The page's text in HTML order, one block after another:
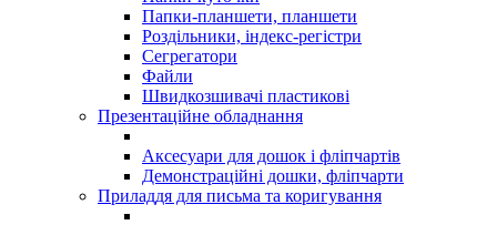
Папки-планшети, планшети
Роздільники, індекс-регістри
Сегрегатори
Файли
Швидкозшивачі пластикові
Презентаційне обладнання
Аксесуари для дошок і фліпчартів
Демонстраційні дошки, фліпчарти
Приладдя для письма та коригування